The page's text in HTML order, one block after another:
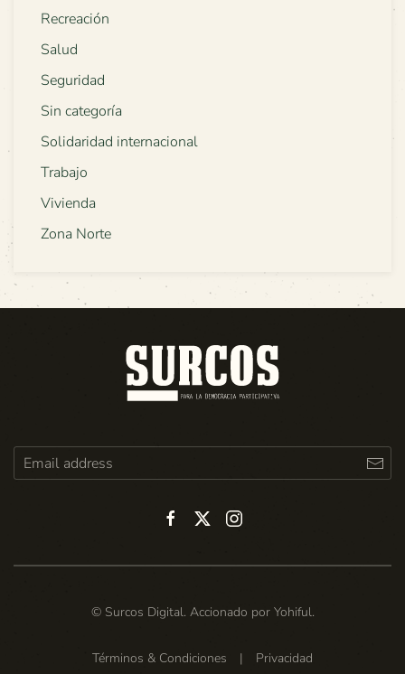
Recreación
Salud
Seguridad
Sin categoría
Solidaridad internacional
Trabajo
Vivienda
Zona Norte
© Surcos Digital. Accionado por Yohiful.
Términos & Condiciones | Privacidad